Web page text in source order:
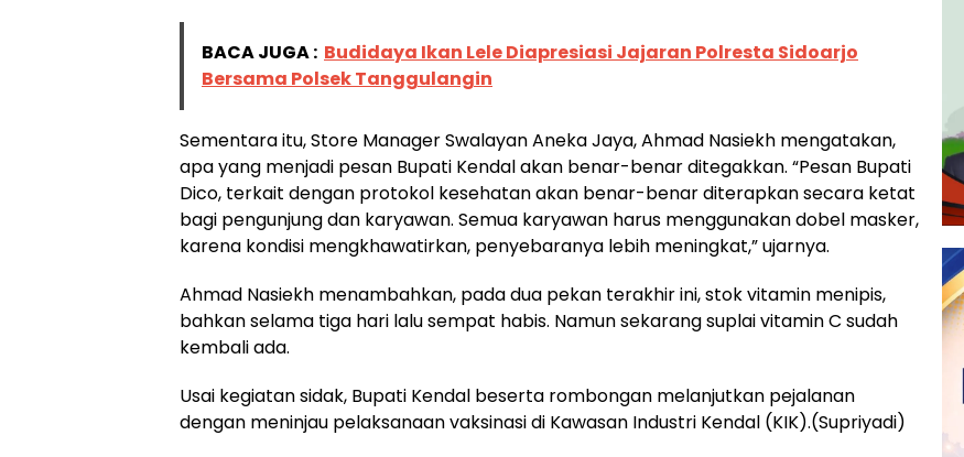
BACA JUGA : Budidaya Ikan Lele Diapresiasi Jajaran Polresta Sidoarjo
Bersama Polsek Tanggulangin
Sementara itu, Store Manager Swalayan Aneka Jaya, Ahmad Nasiekh mengatakan,
apa yang menjadi pesan Bupati Kendal akan benar-benar ditegakkan. “Pesan Bupati
Dico, terkait dengan protokol kesehatan akan benar-benar diterapkan secara ketat
bagi pengunjung dan karyawan. Semua karyawan harus menggunakan dobel masker,
karena kondisi mengkhawatirkan, penyebaranya lebih meningkat,” ujarnya.
Ahmad Nasiekh menambahkan, pada dua pekan terakhir ini, stok vitamin menipis,
bahkan selama tiga hari lalu sempat habis. Namun sekarang suplai vitamin C sudah
kembali ada.
Usai kegiatan sidak, Bupati Kendal beserta rombongan melanjutkan pejalanan
dengan meninjau pelaksanaan vaksinasi di Kawasan Industri Kendal (KIK).(Supriyadi)